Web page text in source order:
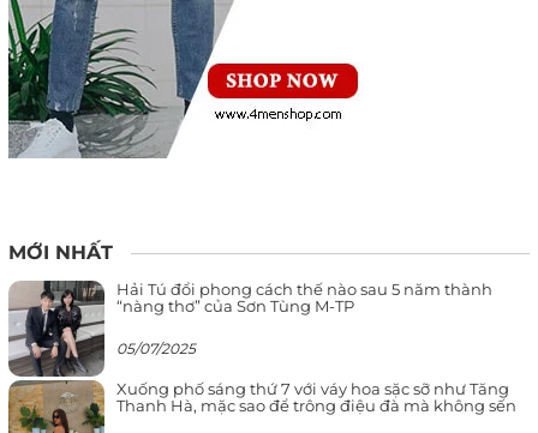
MỚI NHẤT
Hải Tú đổi phong cách thế nào sau 5 năm thành
“nàng thơ” của Sơn Tùng M-TP
05/07/2025
Xuống phố sáng thứ 7 với váy hoa sặc sỡ như Tăng
Thanh Hà, mặc sao để trông điệu đà mà không sến